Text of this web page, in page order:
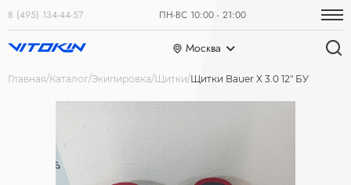
8 (495) 134-44-57 ПН-ВС 10:00 - 21:00
Москва
Главная Каталог Экипировка Щитки Щитки Bauer X 3.0 12" БУ